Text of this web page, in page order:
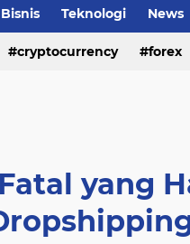
Bisnis Teknologi News
cryptocurrency forex
yang